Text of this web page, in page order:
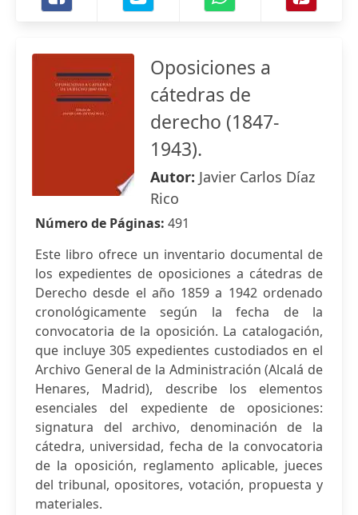
Oposiciones a
cátedras de
derecho (1847-
1943).
Autor: Javier Carlos Díaz
Rico
Número de Páginas: 491
Este libro ofrece un inventario documental de
los expedientes de oposiciones a cátedras de
Derecho desde el año 1859 a 1942 ordenado
cronológicamente según la fecha de la
convocatoria de la oposición. La catalogación,
que incluye 305 expedientes custodiados en el
Archivo General de la Administración (Alcalá de
Henares, Madrid), describe los elementos
esenciales del expediente de oposiciones:
signatura del archivo, denominación de la
cátedra, universidad, fecha de la convocatoria
de la oposición, reglamento aplicable, jueces
del tribunal, opositores, votación, propuesta y
materiales.